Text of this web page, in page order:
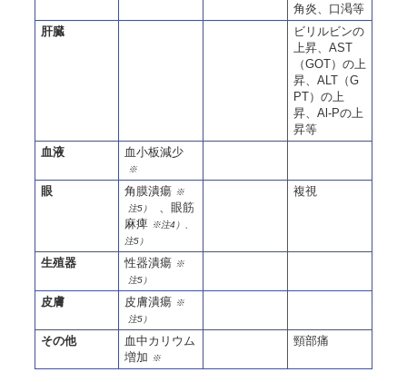
角炎、口渇等
肝臓
ビリルビンの
上昇、AST
（GOT）の上
昇、ALT（G
PT）の上
昇、Al‐Pの上
昇等
血液
血小板減少
※
眼 角膜潰瘍 ※
注5）
、眼筋
麻痺 ※注4）、
注5）
複視
生殖器 性器潰瘍 ※
注5）
皮膚 皮膚潰瘍 ※
注5）
その他
血中カリウム
増加
※
頸部痛